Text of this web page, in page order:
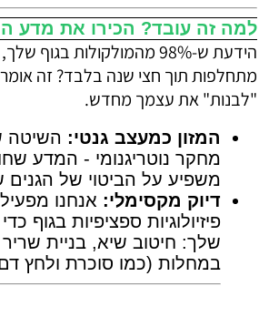
למה זה עובד? הכירו את מדע
מתחלפות תוך חצי שנה בלבד? זה
"לבנות" את עצמך מחדש.
המזון כמעצב גנטי: השיטה
מחקר נוטריגנומי - המדע
משפיע על הביטוי של הגנים
דיוק מקסימלי: אנחנו
פיזיולוגיות ספציפיות בגוף
שלך: חיטוב שיא, בניית שריר
במחלות (כמו סוכרת ולחץ